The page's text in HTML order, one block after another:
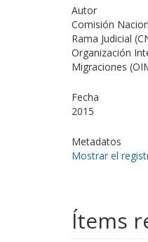
Autor
Comisión
Rama Judicial
Organización
Migraciones
Fecha
2015
Metadatos
Mostrar el
Ítems